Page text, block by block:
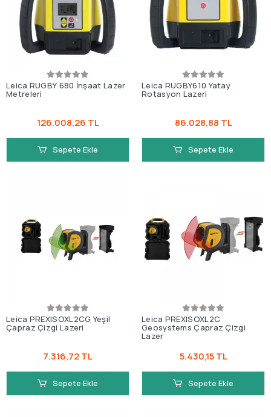
Leica RUGBY 680 İnşaat Lazer
Metreleri
126.008,26 TL
Sepete Ekle
Leica RUGBY610 Yatay
Rotasyon Lazeri
86.028,88 TL
Sepete Ekle
Leica PREXISOXL2CG Yeşil
Çapraz Çizgi Lazeri
7.316,72 TL
Sepete Ekle
Leica PREXISOXL2C
Geosystems Çapraz Çizgi
Lazer
5.430,15 TL
Sepete Ekle